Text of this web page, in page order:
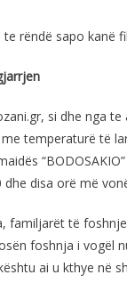
rëndë sapo kanë
si dhe nga
temperaturë të
disa orë më
familjarët të
foshnja i vogël
ai u kthye në